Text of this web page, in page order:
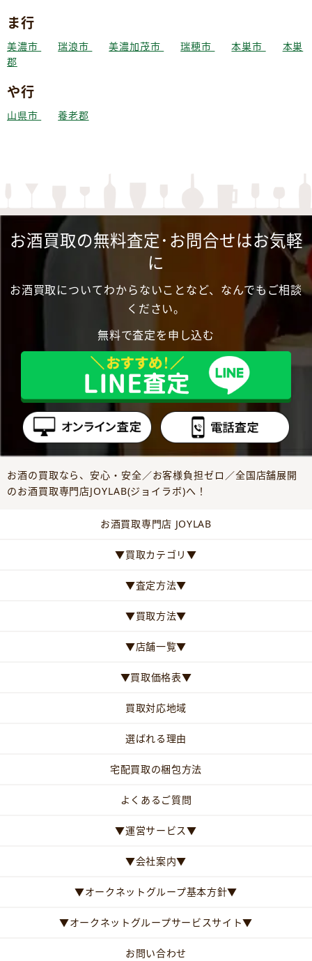
ま行
美濃市 瑞浪市 美濃加茂市 瑞穂市 本巣市
本巣
郡
や行
山県市 養老郡
お酒買取の無料査定･お問合せはお気軽
に
お酒買取についてわからないことなど、なんでもご相談
ください。
無料で査定を申し込む
お酒の買取なら、安心・安全／お客様負担ゼロ／全国店舗展開
のお酒買取専門店JOYLAB(ジョイラボ)へ！
お酒買取専門店 JOYLAB
▼買取カテゴリ▼
▼査定方法▼
▼買取方法▼
▼店舗一覧▼
▼買取価格表▼
買取対応地域
選ばれる理由
宅配買取の梱包方法
よくあるご質問
▼運営サービス▼
▼会社案内▼
▼オークネットグループ基本方針▼
▼オークネットグループサービスサイト▼
お問い合わせ